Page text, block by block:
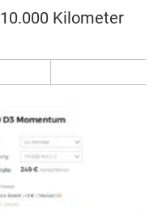
10.000 Kilometer